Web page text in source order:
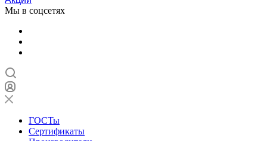
Мы в соцсетях
ГОСТы
Сертификаты